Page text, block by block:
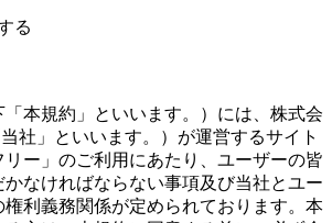
る
本規約」といいます。）には、株式会
社」といいます。）が運営するサイト
リー」のご利用にあたり、ユーザーの皆
なければならない事項及び当社とユー
利義務関係が定められております。本